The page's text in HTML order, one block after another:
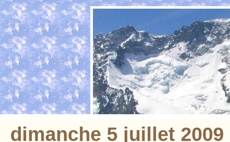
dimanche 5 juillet 2009